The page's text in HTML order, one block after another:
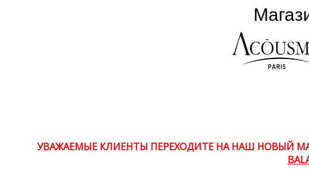
УВАЖАЕМЫЕ КЛИЕНТЫ ПЕРЕХОДИТЕ НА НАШ НОВЫЙ